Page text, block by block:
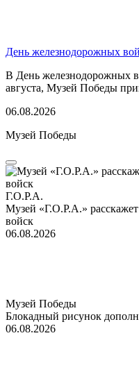
День железнодорожных
В День железнодорожных
августа, Музей Победы
06.08.2026
Музей Победы
Г.О.Р.А.
Музей «Г.О.Р.А.»
войск
06.08.2026
Музей Победы
Блокадный рисунок
06.08.2026